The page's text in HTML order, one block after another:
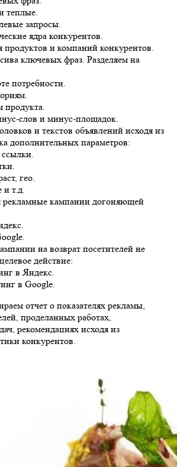
теплые.
запросы.
ядра конкурентов.
продуктов и компаний конкурентов.
ключевых фраз. Разделяем на
потребности.
продукта.
слов и минус-площадок.
и текстов объявлений исходя из
дополнительных параметров:
гео.
и т.д.
рекламные кампании догоняющей
на возврат посетителей не
действие:
в Яндекс.
в Google.
отчет о показателях рекламы,
проделанных работах,
рекомендациях исходя из
конкурентов.